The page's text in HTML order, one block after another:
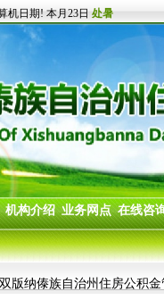
版纳傣族自治州住房公积金